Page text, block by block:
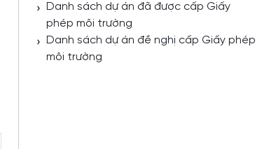
Danh sách dự án đã được cấp Giấy
phép môi trường
Danh sách dự án đề nghị cấp Giấy phép
môi trường